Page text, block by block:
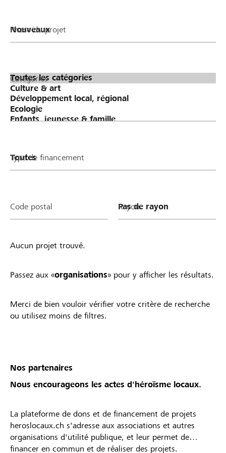
Phase du projet
Catégories
Type de financement
Code postal Rayon
Aucun projet trouvé.
Passez aux «organisations» pour y afficher les résultats.
Merci de bien vouloir vérifier votre critère de recherche
ou utilisez moins de filtres.
Nos partenaires
Nous encourageons les actes d'héroïsme locaux.
La plateforme de dons et de financement de projets
heroslocaux.ch s'adresse aux associations et autres
organisations d'utilité publique, et leur permet de
financer en commun et de réaliser des projets.